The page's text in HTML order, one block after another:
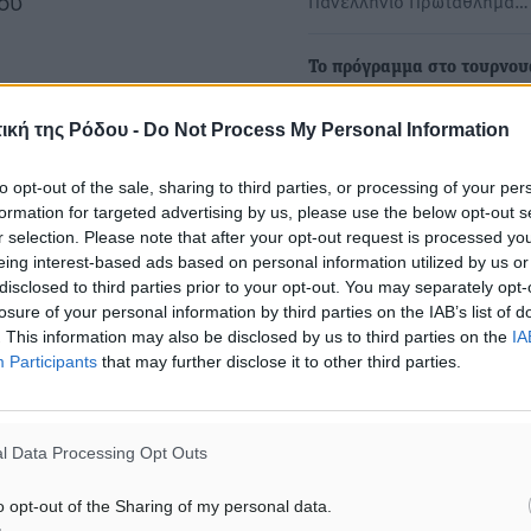
της Ρόδου - Do Not Process My Personal Information
opt-out of the sale, sharing to third parties, or processing of your
for targeted advertising by us, please use the below opt-out
selection. Please note that after your opt-out request is processed
interest-based ads based on personal information utilized by us
to third parties prior to your opt-out. You may separately
of your personal information by third parties on the IAB’s list of
This information may also be disclosed by us to third parties on the
Participants that may further disclose it to other third parties.
Data Processing Opt Outs
opt-out of the Sharing of my personal data.
Καλύμνου
Το πρόγραμμα στο
Η Κως θα φιλοξενήσει από
τουρνουά…